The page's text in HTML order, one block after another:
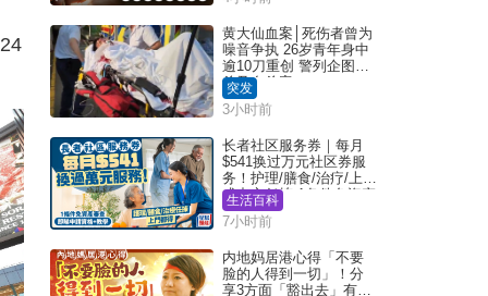
黄大仙血案│死伤者曾为
噪音争执 26岁青年身中
逾10刀重创 警列企图谋
杀及自杀案
突发
3小时前
长者社区服务券｜每月
$541换过万元社区券服
务！护理/膳食/治疗/上门
或中心任拣 1条件免资产
审查（附申请资格及教
学）
生活百科
7小时前
内地妈居港心得「不要
脸的人得到一切」！分
享3方面「豁出去」有著